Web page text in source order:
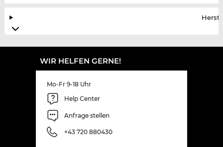
WIR HELFEN GERNE!
Mo-Fr 9-18 Uhr
Help Center
Anfrage stellen
+43 720 880430